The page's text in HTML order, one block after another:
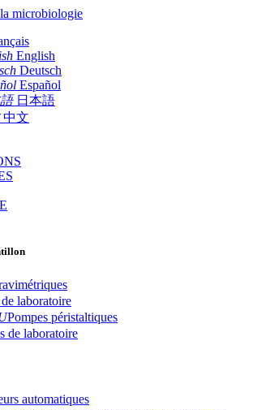
microbiologie
English
Deutsch
Español
日本語
中文
laboratoire
Pompes péristaltiques
de laboratoire
automatiques